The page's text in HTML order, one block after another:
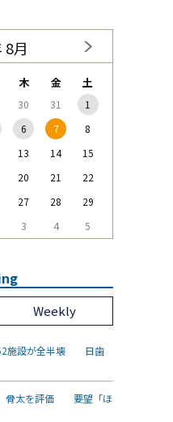
8月
木 金 土
30 31
1
6 7
8
13 14
15
20 21
22
27 28
29
3 4 5
Weekly
施設が全半壊 日歯
骨太を評価 要望「ほ